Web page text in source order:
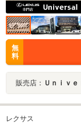
無
料
販売店： Ｕｎｉｖ
レクサス